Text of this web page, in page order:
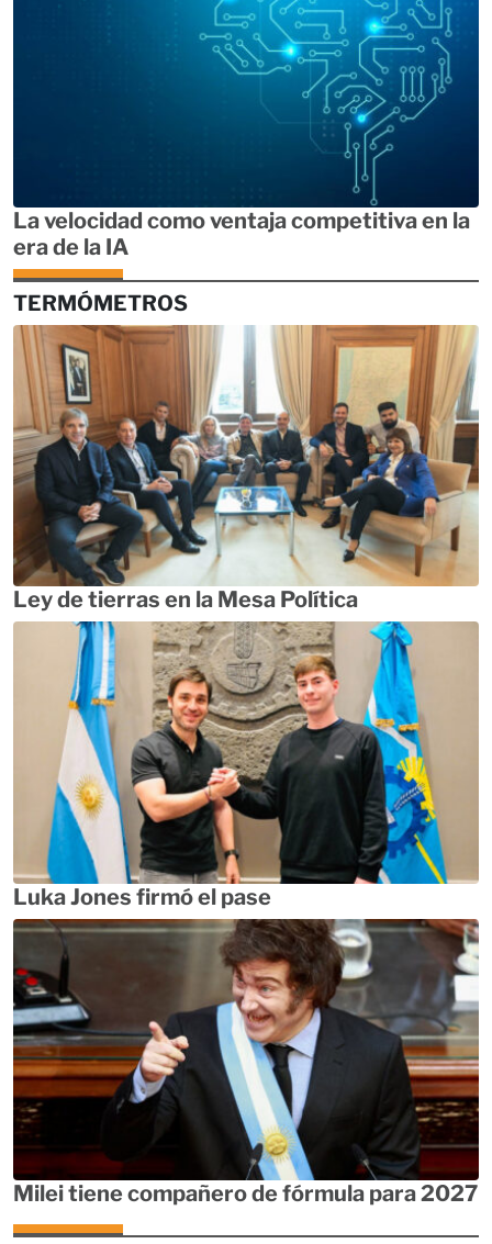
La velocidad como ventaja competitiva en la
era de la IA
TERMÓMETROS
Ley de tierras en la Mesa Política
Luka Jones firmó el pase
Milei tiene compañero de fórmula para 2027